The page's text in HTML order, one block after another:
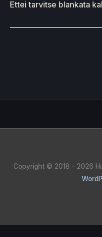
Ettei tarvitse blankata
Copyright © 2018 - 2026